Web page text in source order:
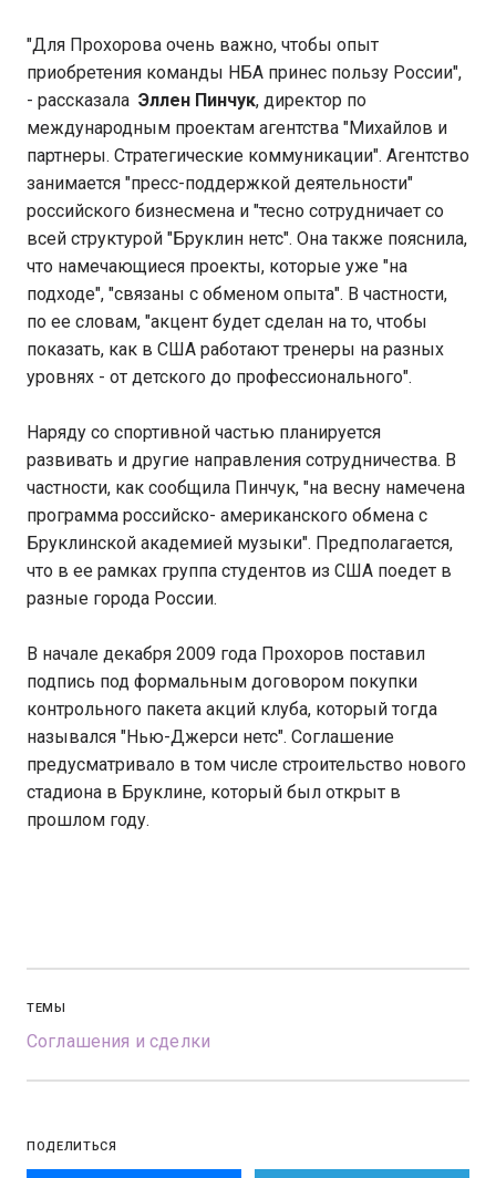
"Для Прохорова очень важно, чтобы опыт
приобретения команды НБА принес пользу России",
- рассказала Эллен Пинчук, директор по
международным проектам агентства "Михайлов и
партнеры. Стратегические коммуникации". Агентство
занимается "пресс-поддержкой деятельности"
российского бизнесмена и "тесно сотрудничает со
всей структурой "Бруклин нетс". Она также пояснила,
что намечающиеся проекты, которые уже "на
подходе", "связаны с обменом опыта". В частности,
по ее словам, "акцент будет сделан на то, чтобы
показать, как в США работают тренеры на разных
уровнях - от детского до профессионального".
Наряду со спортивной частью планируется
развивать и другие направления сотрудничества. В
частности, как сообщила Пинчук, "на весну намечена
программа российско- американского обмена с
Бруклинской академией музыки". Предполагается,
что в ее рамках группа студентов из США поедет в
разные города России.
В начале декабря 2009 года Прохоров поставил
подпись под формальным договором покупки
контрольного пакета акций клуба, который тогда
назывался "Нью-Джерси нетс". Соглашение
предусматривало в том числе строительство нового
стадиона в Бруклине, который был открыт в
прошлом году.
ТЕМЫ
Соглашения и сделки
ПОДЕЛИТЬСЯ